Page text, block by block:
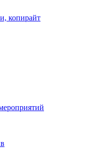
копирайт